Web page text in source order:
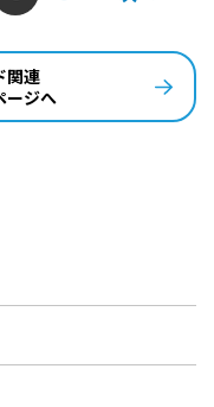
関連
ージへ